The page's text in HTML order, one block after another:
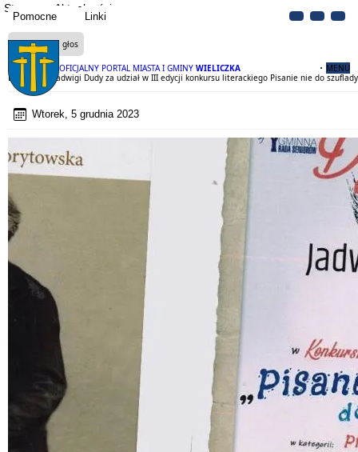
Pomocne Linki
OFICJALNY PORTAL MIASTA I GMINY WIELICZKA MENU
Strona Aktualności
Czytaj na głos
Dyplom dla Jadwigi Dudy za udział w III edycji konkursu literackiego Pisanie nie do
Wtorek, 5 grudnia 2023